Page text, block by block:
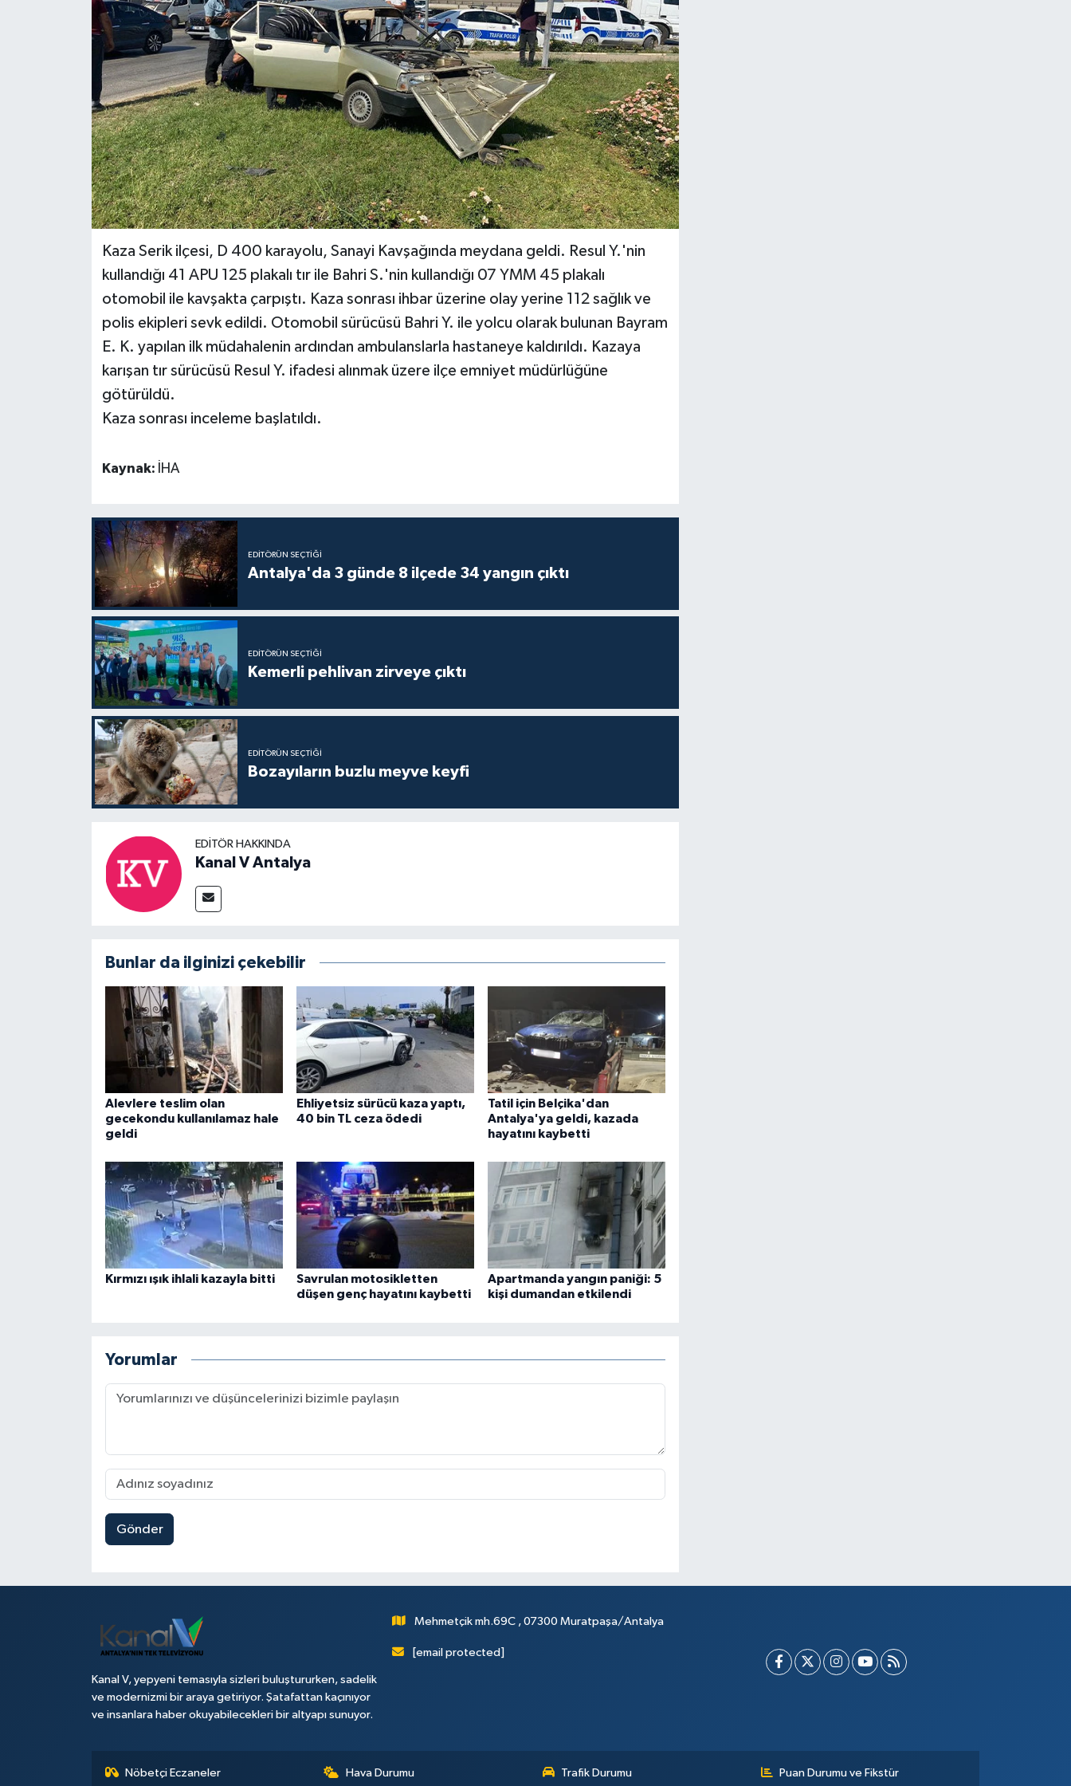
Kaza Serik ilçesi, D 400 karayolu, Sanayi Kavşağında meydana geldi. Resul Y.'nin
kullandığı 41 APU 125 plakalı tır ile Bahri S.'nin kullandığı 07 YMM 45 plakalı
otomobil ile kavşakta çarpıştı. Kaza sonrası ihbar üzerine olay yerine 112 sağlık ve
polis ekipleri sevk edildi. Otomobil sürücüsü Bahri Y. ile yolcu olarak bulunan Bayram
E. K. yapılan ilk müdahalenin ardından ambulanslarla hastaneye kaldırıldı. Kazaya
karışan tır sürücüsü Resul Y. ifadesi alınmak üzere ilçe emniyet müdürlüğüne
götürüldü.
Kaza sonrası inceleme başlatıldı.
Kaynak: İHA
EDITÖRÜN SEÇTIĞI
Antalya'da 3 günde 8 ilçede 34 yangın çıktı
EDITÖRÜN SEÇTIĞI
Kemerli pehlivan zirveye çıktı
EDITÖRÜN SEÇTIĞI
Bozayıların buzlu meyve keyfi
EDITÖR HAKKINDA
Kanal V Antalya
Bunlar da ilginizi çekebilir
Alevlere teslim olan
gecekondu kullanılamaz hale
geldi
Ehliyetsiz sürücü kaza yaptı,
40 bin TL ceza ödedi
Tatil için Belçika'dan
Antalya'ya geldi, kazada
hayatını kaybetti
Kırmızı ışık ihlali kazayla bitti
Savrulan motosikletten
düşen genç hayatını kaybetti
Apartmanda yangın paniği: 5
kişi dumandan etkilendi
Yorumlar
Gönder
Kanal V, yepyeni temasıyla sizleri buluştururken, sadelik
ve modernizmi bir araya getiriyor. Şatafattan kaçınıyor
ve insanlara haber okuyabilecekleri bir altyapı sunuyor.
Mehmetçik mh.69C , 07300 Muratpaşa/Antalya
[email protected]
Nöbetçi Eczaneler Hava Durumu Trafik Durumu Puan Durumu ve Fikstür
Haberler
KANALV Spor
Kültür Sanat
Magazin
Öğle Bülteni
Teknoloji